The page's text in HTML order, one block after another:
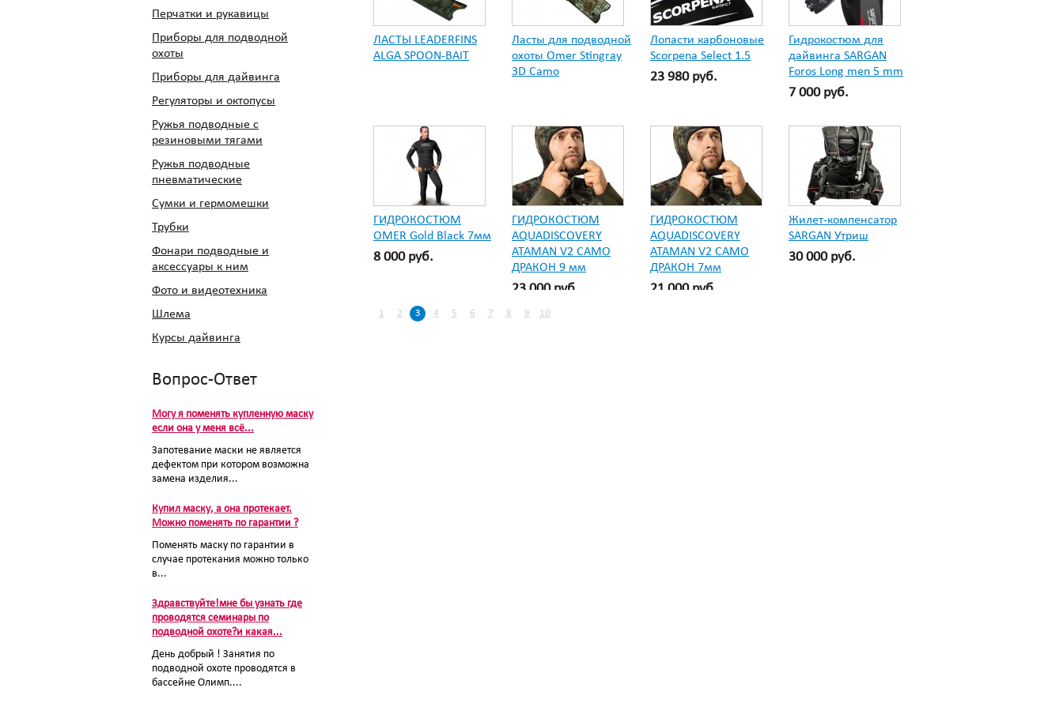
Перчатки и рукавицы
Приборы для подводной
охоты
Приборы для дайвинга
Регуляторы и октопусы
Ружья подводные с
резиновыми тягами
Ружья подводные
пневматические
Сумки и гермомешки
Трубки
Фонари подводные и
аксессуары к ним
Фото и видеотехника
Шлема
Курсы дайвинга
Вопрос-Ответ
Могу я поменять купленную маску
если она у меня всё...
Запотевание маски не является
дефектом при котором возможна
замена изделия...
Купил маску, а она протекает.
Можно поменять по гарантии ?
Поменять маску по гарантии в
случае протекания можно только
в...
Здравствуйте!мне бы узнать где
проводятся семинары по
подводной охоте?и какая...
День добрый ! Занятия по
подводной охоте проводятся в
бассейне Олимп....
ЛАСТЫ LEADERFINS
ALGA SPOON-BAIT
Ласты для подводной
охоты Omer Stingray
3D Camo
Лопасти карбоновые
Scorpenа Select 1.5
23 980 руб.
Гидрокостюм для
дайвинга SARGAN
Foros Long men 5 mm
7 000 руб.
ГИДРОКОСТЮМ
OMER Gold Black 7мм
8 000 руб.
ГИДРОКОСТЮМ
AQUADISCOVERY
ATAMAN V2 CAMO
ДРАКОН 9 мм
23 000 руб.
ГИДРОКОСТЮМ
AQUADISCOVERY
ATAMAN V2 CAMO
ДРАКОН 7мм
21 000 руб.
Жилет-компенсатор
SARGAN Утриш
30 000 руб.
1 2 3 4 5 6 7 8 9 10